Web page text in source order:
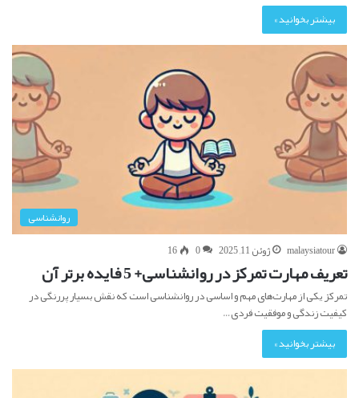
بیشتر بخوانید »
روانشناسی
malaysiatour
ژوئن 11, 2025 0
16
تعریف مهارت تمرکز در روانشناسی+ 5 فایده برتر آن
تمرکز یکی از مهارت‌های مهم و اساسی در روانشناسی است که نقش بسیار پررنگی در
کیفیت زندگی و موفقیت فردی…
بیشتر بخوانید »